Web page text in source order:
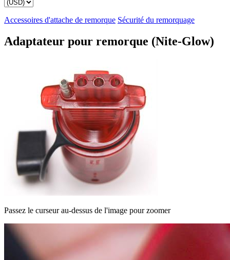
Accessoires d'attache de remorque Sécurité du remorquage
Adaptateur pour remorque (Nite-Glow)
Passez le curseur au-dessus de l'image pour zoomer